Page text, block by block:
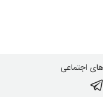
اجتماعی